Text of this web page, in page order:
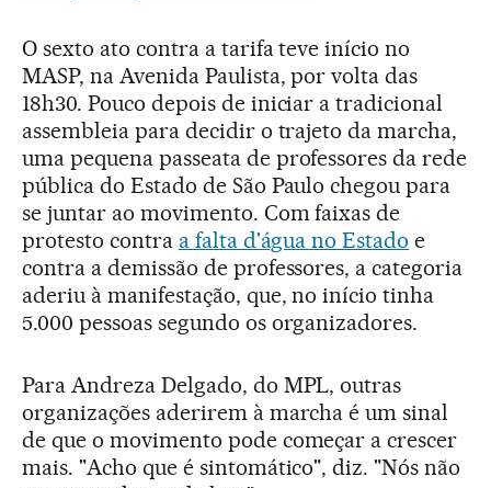
O sexto ato contra a tarifa teve início no
MASP, na Avenida Paulista, por volta das
18h30. Pouco depois de iniciar a tradicional
assembleia para decidir o trajeto da marcha,
uma pequena passeata de professores da rede
pública do Estado de São Paulo chegou para
se juntar ao movimento. Com faixas de
protesto contra a falta d'água no Estado e
contra a demissão de professores, a categoria
aderiu à manifestação, que, no início tinha
5.000 pessoas segundo os organizadores.
Para Andreza Delgado, do MPL, outras
organizações aderirem à marcha é um sinal
de que o movimento pode começar a crescer
mais. "Acho que é sintomático", diz. "Nós não